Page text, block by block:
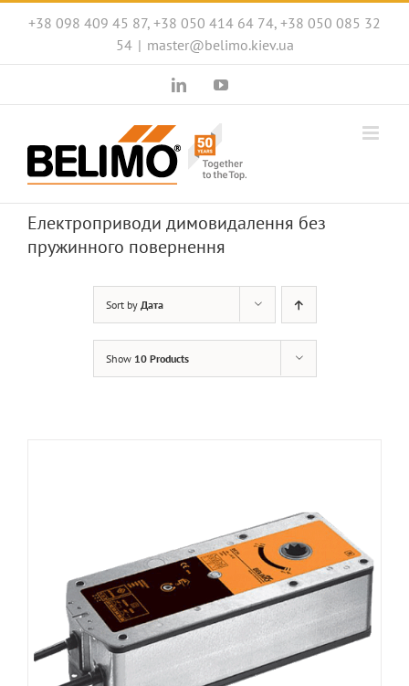
+38 098 409 45 87, +38 050 414 64 74, +38 050 085 32
54 | master@belimo.kiev.ua
LinkedInYouTube
Електроприводи димовидалення без
пружинного повернення
Sort by Дата
Show 10 Products